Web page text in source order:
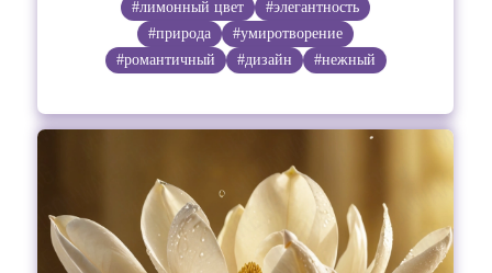
#лимонный цвет
#элегантность
#природа
#умиротворение
#романтичный
#дизайн #нежный